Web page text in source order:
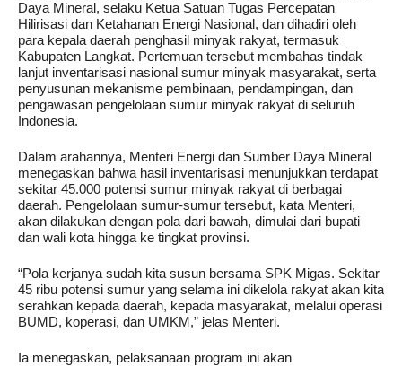
Daya Mineral, selaku Ketua Satuan Tugas Percepatan
Hilirisasi dan Ketahanan Energi Nasional, dan dihadiri oleh
para kepala daerah penghasil minyak rakyat, termasuk
Kabupaten Langkat. Pertemuan tersebut membahas tindak
lanjut inventarisasi nasional sumur minyak masyarakat, serta
penyusunan mekanisme pembinaan, pendampingan, dan
pengawasan pengelolaan sumur minyak rakyat di seluruh
Indonesia.
Dalam arahannya, Menteri Energi dan Sumber Daya Mineral
menegaskan bahwa hasil inventarisasi menunjukkan terdapat
sekitar 45.000 potensi sumur minyak rakyat di berbagai
daerah. Pengelolaan sumur-sumur tersebut, kata Menteri,
akan dilakukan dengan pola dari bawah, dimulai dari bupati
dan wali kota hingga ke tingkat provinsi.
“Pola kerjanya sudah kita susun bersama SPK Migas. Sekitar
45 ribu potensi sumur yang selama ini dikelola rakyat akan kita
serahkan kepada daerah, kepada masyarakat, melalui operasi
BUMD, koperasi, dan UMKM,” jelas Menteri.
Ia menegaskan, pelaksanaan program ini akan